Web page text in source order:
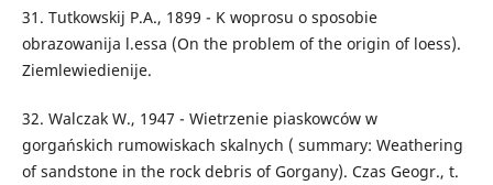
31. Tutkowskij P.A., 1899 - K woprosu o sposobie
obrazowanija l.essa (On the problem of the origin of loess).
Ziemlewiedienije.
32. Walczak W., 1947 - Wietrzenie piaskowców w
gorgańskich rumowiskach skalnych ( summary: Weathering
of sandstone in the rock debris of Gorgany). Czas Geogr., t.